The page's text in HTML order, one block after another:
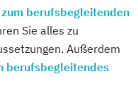
Lizenz
berufsbegleitenden
Sie alles zu
Außerdem
berufsbegleitendes